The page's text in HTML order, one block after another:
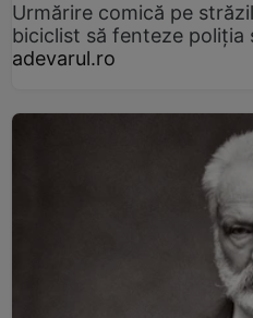
Urmărire comică pe
biciclist să fenteze poliția
adevarul.ro